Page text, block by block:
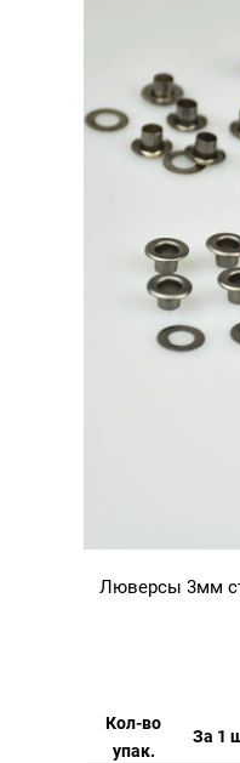
Люверсы 3мм
Кол-во
упак.
За 1